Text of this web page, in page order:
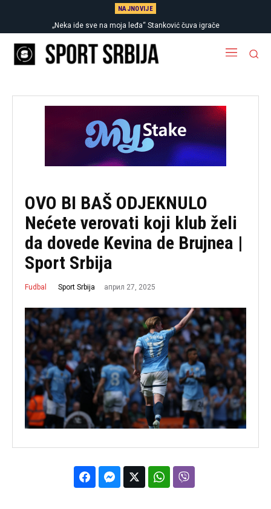
NAJNOVIJE
„Neka ide sve na moja leđa“ Stanković čuva igrače
OVO BI BAŠ ODJEKNULO
Nećete verovati koji klub želi
da dovede Kevina de Brujnea |
Sport Srbija
Fudbal Sport Srbija април 27, 2025